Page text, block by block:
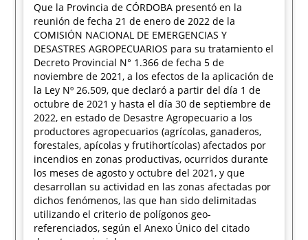
Que la Provincia de CÓRDOBA presentó en la
reunión de fecha 21 de enero de 2022 de la
COMISIÓN NACIONAL DE EMERGENCIAS Y
DESASTRES AGROPECUARIOS para su tratamiento el
Decreto Provincial N° 1.366 de fecha 5 de
noviembre de 2021, a los efectos de la aplicación de
la Ley Nº 26.509, que declaró a partir del día 1 de
octubre de 2021 y hasta el día 30 de septiembre de
2022, en estado de Desastre Agropecuario a los
productores agropecuarios (agrícolas, ganaderos,
forestales, apícolas y frutihortícolas) afectados por
incendios en zonas productivas, ocurridos durante
los meses de agosto y octubre del 2021, y que
desarrollan su actividad en las zonas afectadas por
dichos fenómenos, las que han sido delimitadas
utilizando el criterio de polígonos geo-
referenciados, según el Anexo Único del citado